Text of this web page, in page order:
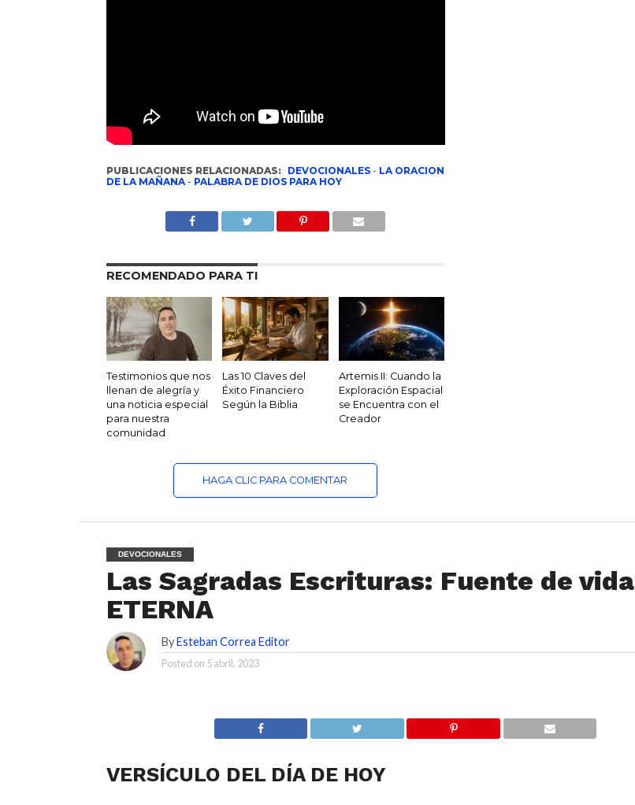
PUBLICACIONES RELACIONADAS: DEVOCIONALES- LA ORACION
DE LA MAÑANA- PALABRA DE DIOS PARA HOY
RECOMENDADO PARA TI
Testimonios que nos
llenan de alegría y
una noticia especial
para nuestra
comunidad
Las 10 Claves del
Éxito Financiero
Según la Biblia
Artemis II: Cuando la
Exploración Espacial
se Encuentra con el
Creador
HAGA CLIC PARA COMENTAR
DEVOCIONALES
Las Sagradas Escrituras: Fuente de vida
ETERNA
ByEsteban Correa Editor
Posted on 5 abril, 2023
VERSÍCULO DEL DÍA DE HOY